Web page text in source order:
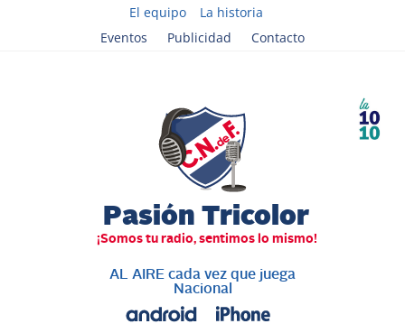
El equipo
La historia
Eventos
Publicidad Contacto
AL AIRE cada vez que juega
Nacional